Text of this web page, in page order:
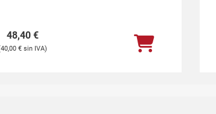
48,40€
40,00€